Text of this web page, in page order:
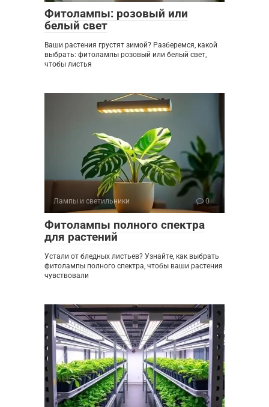
Фитолампы: розовый или
белый свет
Ваши растения грустят зимой? Разберемся, какой
выбрать: фитолампы розовый или белый свет,
чтобы листья
Лампы и светильники 0
Фитолампы полного спектра
для растений
Устали от бледных листьев? Узнайте, как выбрать
фитолампы полного спектра, чтобы ваши растения
чувствовали